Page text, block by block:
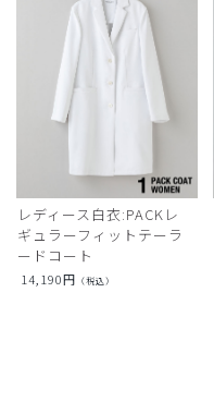
レディース白衣:PACKレ
ギュラーフィットテーラ
ードコート
14,190円 （税込）